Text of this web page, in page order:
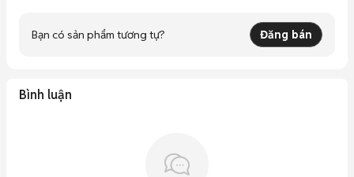
Bạn có sản phẩm tương tự? Đăng bán
Bình luận